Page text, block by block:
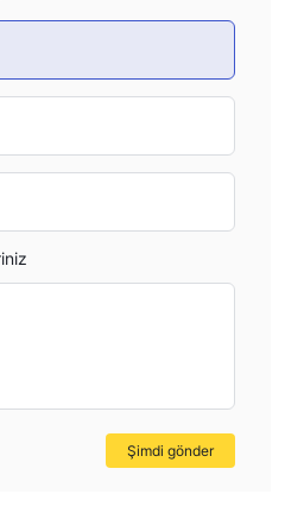
lisanslar ve mevcut
birlikte,
ve hizmetlerinin hüküm ve
için dikkatle incelemeleri
eksikliğinin doğasında var
vurgulamak çok
faaliyet göstermek,
sağlanan çerçeve olmadan,
faaliyetlerinde potansiyel
herhangi bir sorun veya
Şimdi gönder